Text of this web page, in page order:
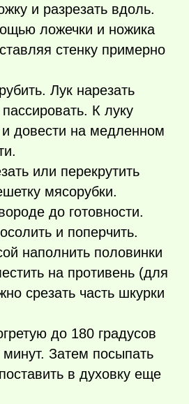
и разрезать вдоль.
ложечки и ножика
стенку примерно
Лук нарезать
К луку
довести на медленном
или перекрутить
мясорубки.
до готовности.
и поперчить.
наполнить половинки
на противень (для
срезать часть шкурки
до 180 градусов
Затем посыпать
в духовку еще